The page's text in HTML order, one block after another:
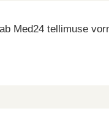
Med24 tellimuse